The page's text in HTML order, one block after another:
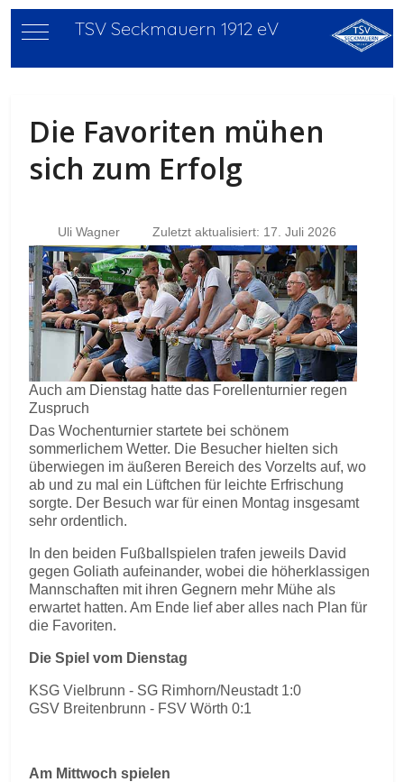
Mobile Menu Toggle
TSV Seckmauern 1912 eV
Die Favoriten mühen
sich zum Erfolg
Uli Wagner Zuletzt aktualisiert: 17. Juli 2026
Auch am Dienstag hatte das Forellenturnier regen
Zuspruch
Das Wochenturnier startete bei schönem
sommerlichem Wetter. Die Besucher hielten sich
überwiegen im äußeren Bereich des Vorzelts auf, wo
ab und zu mal ein Lüftchen für leichte Erfrischung
sorgte. Der Besuch war für einen Montag insgesamt
sehr ordentlich.
In den beiden Fußballspielen trafen jeweils David
gegen Goliath aufeinander, wobei die höherklassigen
Mannschaften mit ihren Gegnern mehr Mühe als
erwartet hatten. Am Ende lief aber alles nach Plan für
die Favoriten.
Die Spiel vom Dienstag
KSG Vielbrunn - SG Rimhorn/Neustadt 1:0
GSV Breitenbrunn - FSV Wörth 0:1
Am Mittwoch spielen